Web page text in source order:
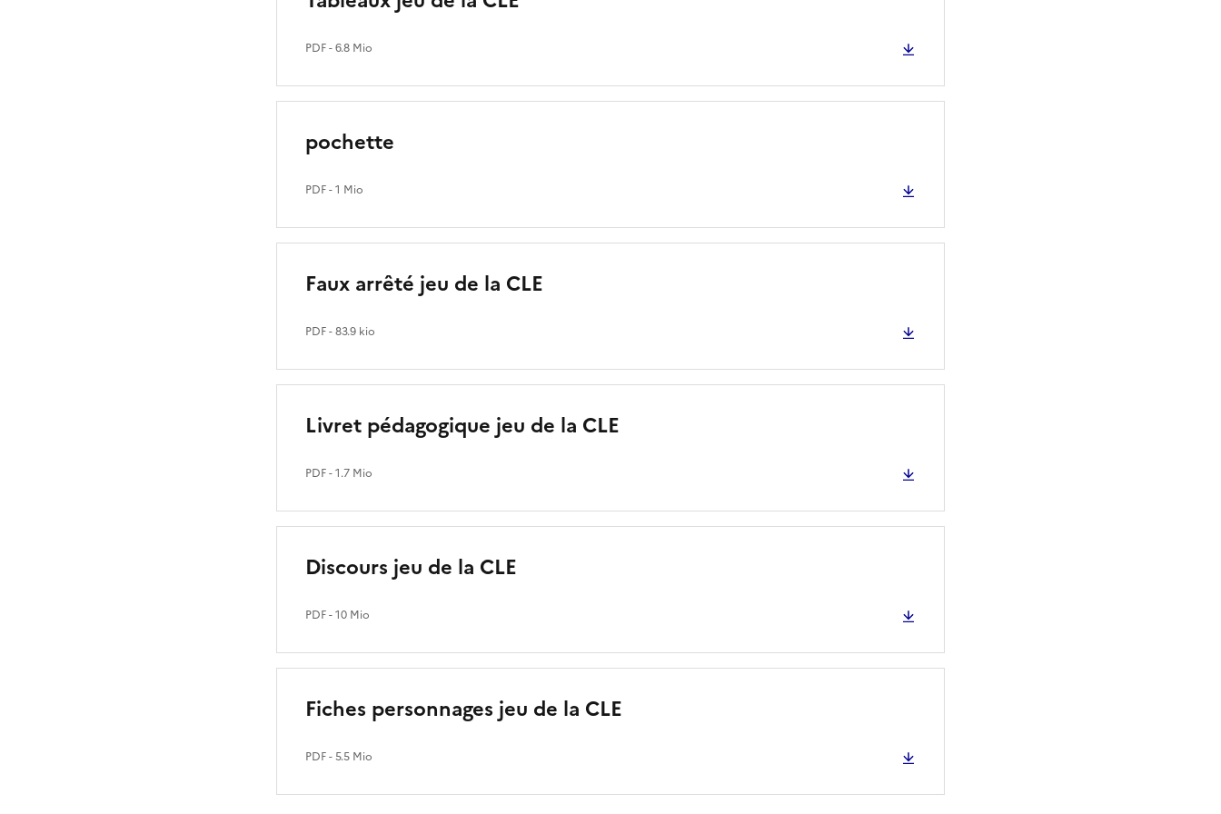
PDF- 6.8 Mio
pochette
PDF- 1 Mio
Faux arrêté jeu de la CLE
PDF- 83.9 kio
Livret pédagogique jeu de la CLE
PDF- 1.7 Mio
Discours jeu de la CLE
PDF- 10 Mio
Fiches personnages jeu de la CLE
PDF- 5.5 Mio